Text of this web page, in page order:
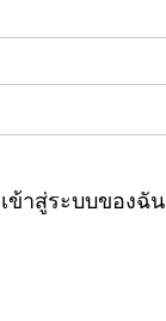
ข้าสู่ระบบของฉัน